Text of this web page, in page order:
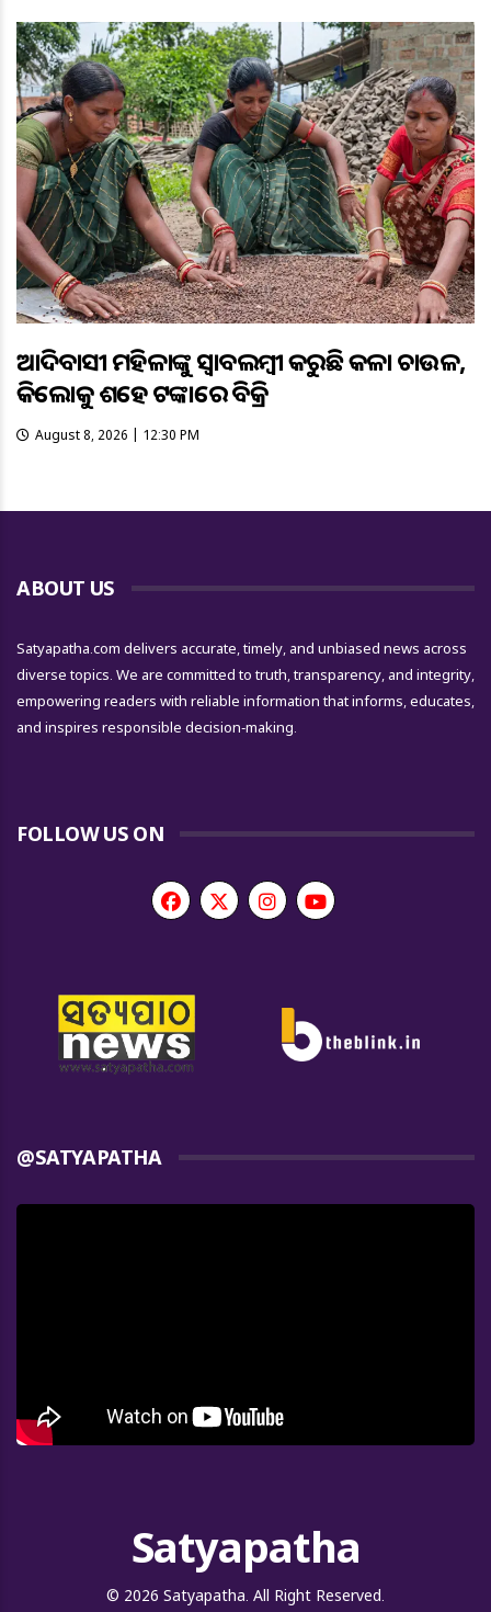
ଆଦିବାସୀ ମହିଳାଙ୍କୁ ସ୍ଵାବଲମ୍ଵୀ କରୁଛି କଳା ଚାଉଳ,
କିଲୋକୁ ଶହେ ଟଙ୍କାରେ ବିକ୍ରି
August 8, 2026 | 12:30 PM
ABOUT US
Satyapatha.com delivers accurate, timely, and unbiased news across
diverse topics. We are committed to truth, transparency, and integrity,
empowering readers with reliable information that informs, educates,
and inspires responsible decision-making.
FOLLOW US ON
@SATYAPATHA
Satyapatha
© 2026 Satyapatha. All Right Reserved.